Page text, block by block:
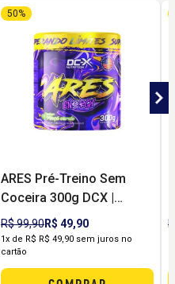
ARES Pré-Treino Sem
Coceira 300g DCX |
Energia, Foco e Pump
sem Formigamento
R$ 99,90R$ 49,90
50%
1x de R$ R$ 49,90 sem juros no
cartão